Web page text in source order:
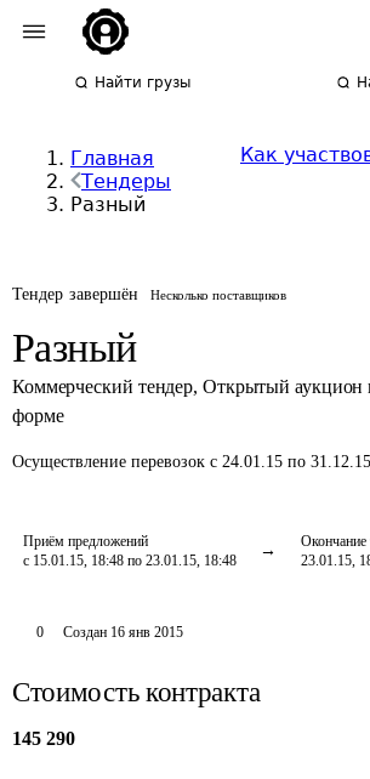
Найти грузы
Главная
Тендеры
Разный
Как
Тендер завершён Несколько поставщиков
Разный
Коммерческий тендер, Открытый аукцион
форме
Осуществление перевозок с 24.01.15 по 31.12.15
Приём предложений
с 15.01.15, 18:48 по 23.01.15, 18:48
Окончание
23.01.15,
0 Создан 16 янв 2015
Стоимость контракта
145 290